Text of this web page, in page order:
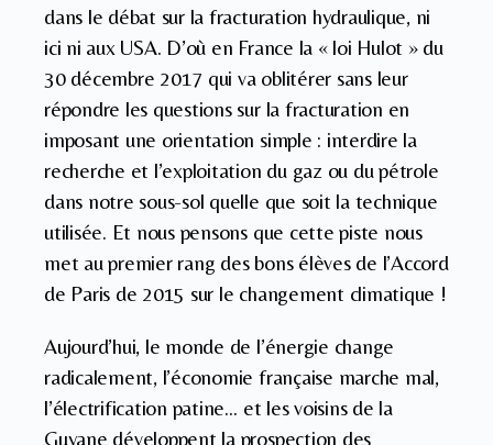
dans le débat sur la fracturation hydraulique, ni
ici ni aux USA. D’où en France la « loi Hulot » du
30 décembre 2017 qui va oblitérer sans leur
répondre les questions sur la fracturation en
imposant une orientation simple : interdire la
recherche et l’exploitation du gaz ou du pétrole
dans notre sous-sol quelle que soit la technique
utilisée. Et nous pensons que cette piste nous
met au premier rang des bons élèves de l’Accord
de Paris de 2015 sur le changement climatique !
Aujourd’hui, le monde de l’énergie change
radicalement, l’économie française marche mal,
l’électrification patine… et les voisins de la
Guyane développent la prospection des